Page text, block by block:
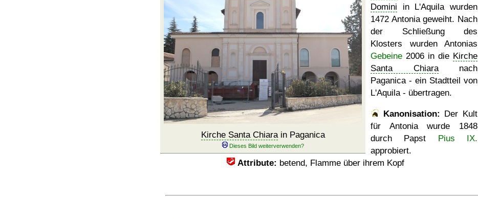
Kirche Santa Chiarain Paganica
Domini in L'Aquila wurden
1472 Antonia geweiht. Nach
der Schließung des
Klosters wurden Antonias
Gebeine 2006 in die Kirche
Santa Chiaranach
Paganica - ein Stadtteil von
L'Aquila - übertragen.
Kanonisation: Der Kult
für Antonia wurde 1848
durch Papst Pius IX.
approbiert.
Attribute: betend, Flamme über ihrem Kopf